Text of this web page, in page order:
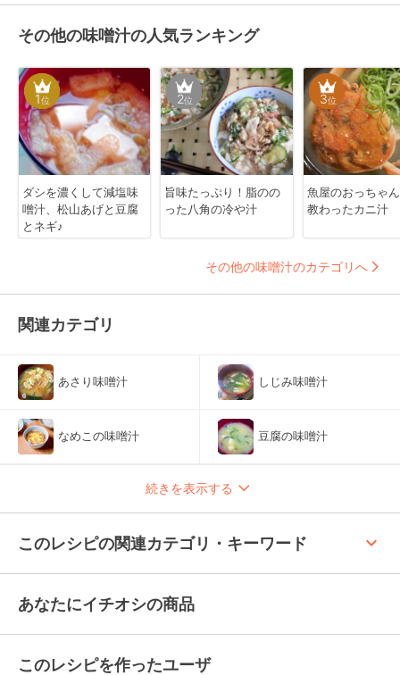
その他の味噌汁の人気ランキング
1位
ダシを濃くして減塩味
噌汁、松山あげと豆腐
とネギ♪
2位
旨味たっぷり！脂のの
った八角の冷や汁
3位
魚屋のおっちゃ
教わったカニ汁
その他の味噌汁のカテゴリへ
関連カテゴリ
あさり味噌汁 しじみ味噌汁
なめこの味噌汁 豆腐の味噌汁
続きを表示する
このレシピの関連カテゴリ・キーワード keyboard_arrow_up
あなたにイチオシの商品
このレシピを作ったユーザ